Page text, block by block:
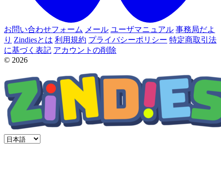
お問い合わせフォーム メール ユーザマニュアル 事務局だよ
り Zindiesとは 利用規約 プライバシーポリシー 特定商取引法
に基づく表記 アカウントの削除
© 2026